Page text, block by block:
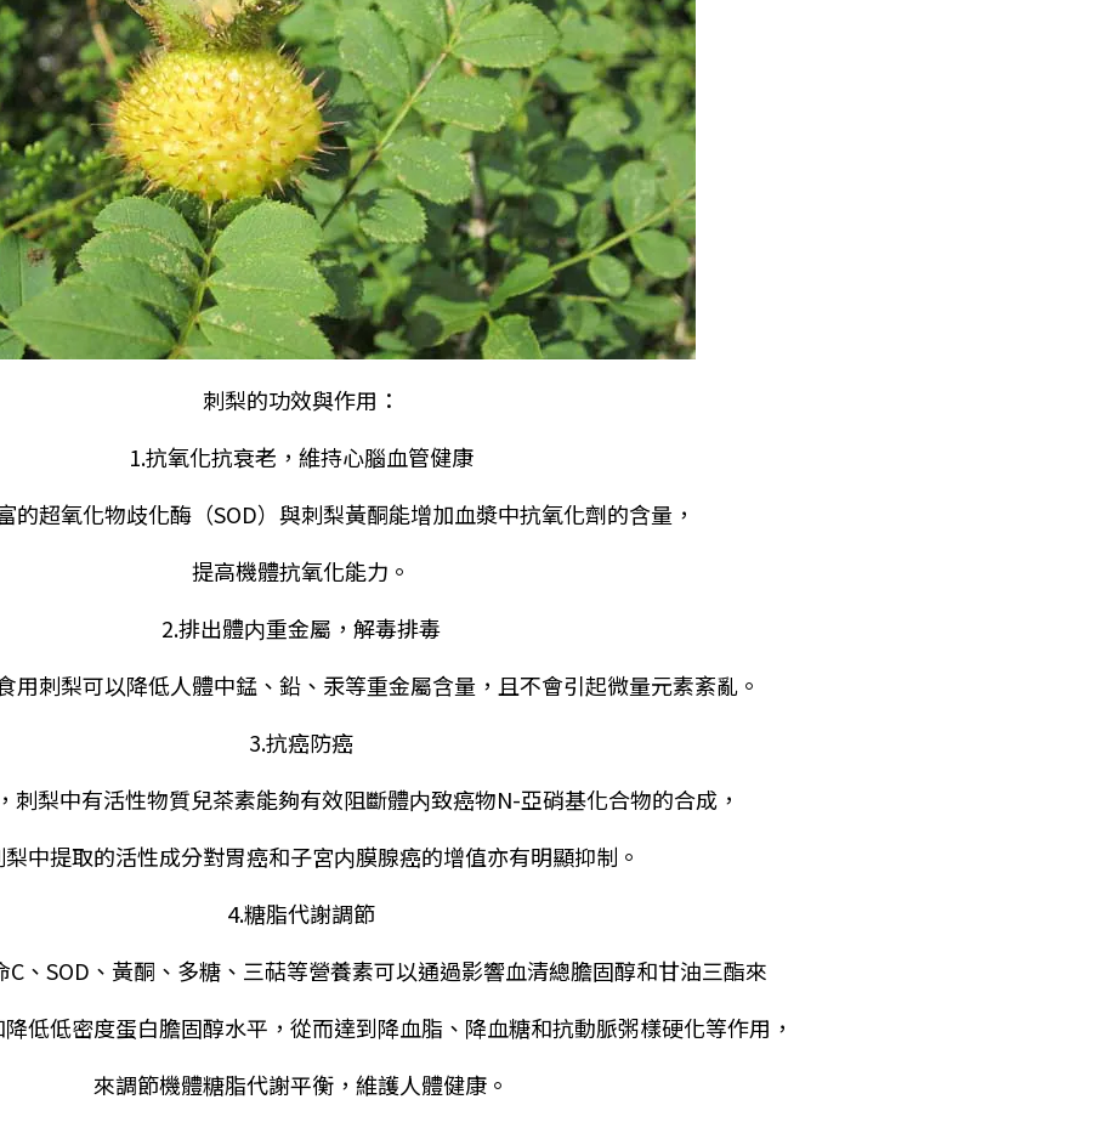
刺梨的功效與作用：
1.抗氧化抗衰老，維持心腦血管健康
的超氧化物歧化酶（SOD）與刺梨黃酮能增加血漿中抗氧化劑的含量，
提高機體抗氧化能力。
2.排出體内重金屬，解毒排毒
用刺梨可以降低人體中錳、鉛、汞等重金屬含量，且不會引起微量元素紊亂。
3.抗癌防癌
刺梨中有活性物質兒茶素能夠有效阻斷體内致癌物N-亞硝基化合物的合成，
中提取的活性成分對胃癌和子宮内膜腺癌的增值亦有明顯抑制。
4.糖脂代謝調節
C、SOD、黃酮、多糖、三萜等營養素可以通過影響血清總膽固醇和甘油三酯來
低低密度蛋白膽固醇水平，從而達到降血脂、降血糖和抗動脈粥樣硬化等作用，
來調節機體糖脂代謝平衡，維護人體健康。